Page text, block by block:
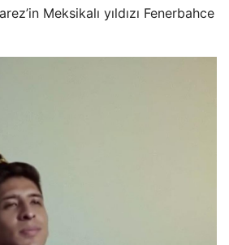
Meksikalı yıldızı Fenerbahce